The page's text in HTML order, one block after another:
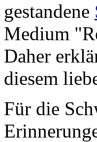
gestandene
Medium
Daher
diesem
Für die